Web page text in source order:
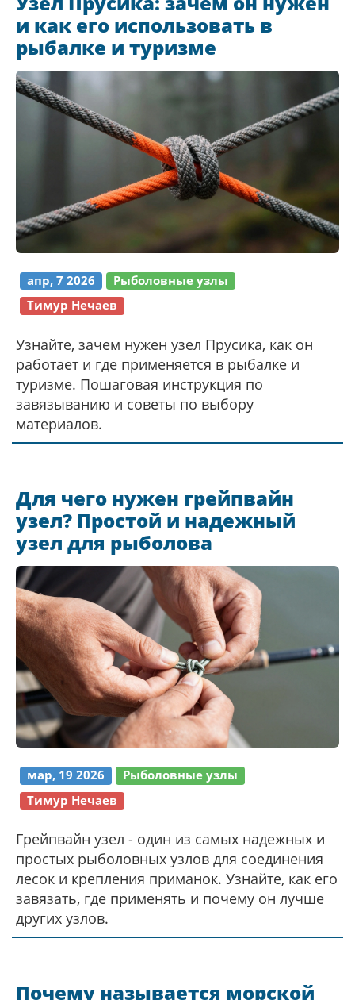
и как его использовать в
рыбалке и туризме
апр, 7 2026
Рыболовные узлы
Тимур Нечаев
Узнайте, зачем нужен узел Прусика, как он
работает и где применяется в рыбалке и
туризме. Пошаговая инструкция по
завязыванию и советы по выбору
материалов.
Для чего нужен грейпвайн
узел? Простой и надежный
узел для рыболова
мар, 19 2026
Рыболовные узлы
Тимур Нечаев
Грейпвайн узел - один из самых надежных и
простых рыболовных узлов для соединения
лесок и крепления приманок. Узнайте, как его
завязать, где применять и почему он лучше
других узлов.
Почему называется морской